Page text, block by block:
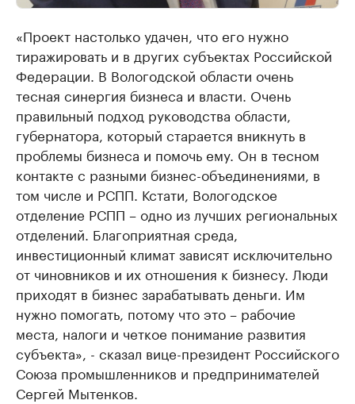
«Проект настолько удачен, что его нужно
тиражировать и в других субъектах Российской
Федерации. В Вологодской области очень
тесная синергия бизнеса и власти. Очень
правильный подход руководства области,
губернатора, который старается вникнуть в
проблемы бизнеса и помочь ему. Он в тесном
контакте с разными бизнес-объединениями, в
том числе и РСПП. Кстати, Вологодское
отделение РСПП – одно из лучших региональных
отделений. Благоприятная среда,
инвестиционный климат зависят исключительно
от чиновников и их отношения к бизнесу. Люди
приходят в бизнес зарабатывать деньги. Им
нужно помогать, потому что это – рабочие
места, налоги и четкое понимание развития
субъекта», - сказал вице-президент Российского
Союза промышленников и предпринимателей
Сергей Мытенков.